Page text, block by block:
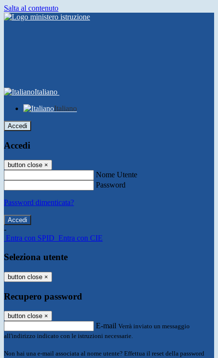
Salta al contenuto
Italiano
Italiano
Accedi
Accedi
button close ×
Nome Utente
Password
Password dimenticata?
-
Entra con SPID Entra con CIE
Seleziona utente
button close ×
Recupero password
button close ×
E-mail Verrà inviato un messaggio
all'indirizzo indicato con le istruzioni necessarie.
Non hai una e-mail associata al nome utente? Effettua il reset della password